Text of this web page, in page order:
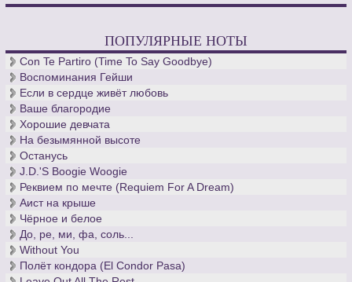
ПОПУЛЯРНЫЕ НОТЫ
Con Te Partiro (Time To Say Goodbye)
Воспоминания Гейши
Если в сердце живёт любовь
Ваше благородие
Хорошие девчата
На безымянной высоте
Останусь
J.D.'S Boogie Woogie
Реквием по мечте (Requiem For A Dream)
Аист на крыше
Чёрное и белое
До, ре, ми, фа, соль...
Without You
Полёт кондора (El Condor Pasa)